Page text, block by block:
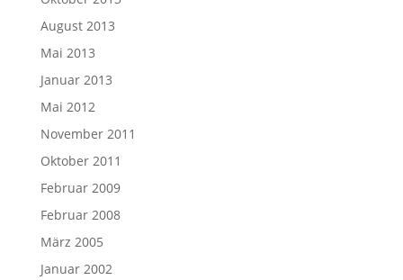
August 2013
Mai 2013
Januar 2013
Mai 2012
November 2011
Oktober 2011
Februar 2009
Februar 2008
März 2005
Januar 2002